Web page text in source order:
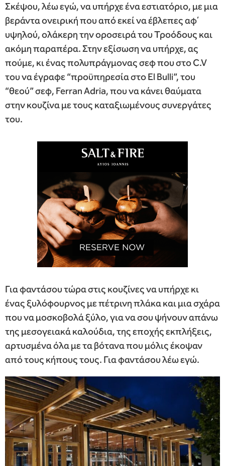
Σκέψου, λέω εγώ, να υπήρχε ένα εστιατόριο, με μια
βεράντα ονειρική που από εκεί να έβλεπες αφ΄
υψηλού, ολάκερη την οροσειρά του Τροόδους και
ακόμη παραπέρα. Στην εξίσωση να υπήρχε, ας
πούμε, κι ένας πολυπράγμονας σεφ που στο C.V
του να έγραφε “προϋπηρεσία στο El Bulli”, του
“θεού” σεφ, Ferran Adria, που να κάνει θαύματα
στην κουζίνα με τους καταξιωμένους συνεργάτες
του.
Για φαντάσου τώρα στις κουζίνες να υπήρχε κι
ένας ξυλόφουρνος με πέτρινη πλάκα και μια σχάρα
που να μοσκοβολά ξύλο, για να σου ψήνουν απάνω
της μεσογειακά καλούδια, της εποχής εκπλήξεις,
αρτυσμένα όλα με τα βότανα που μόλις έκοψαν
από τους κήπους τους. Για φαντάσου λέω εγώ.